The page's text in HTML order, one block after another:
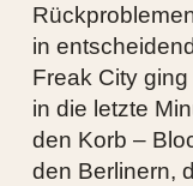
in
Freak City ging
in die letzte
den Korb –
den Berlinern,